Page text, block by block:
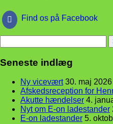
Find os på Facebook
efter:
Seneste indlæg
Ny vicevært 30. maj 2026
Afskedsreception for
Akutte hændelser 4.
Nyt om E-on ladestander
E-on ladestander 5.